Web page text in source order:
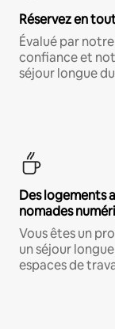
Réservez en
Évalué par
confiance et
séjour longue
Des logements
nomades
Vous êtes un
un séjour
espaces de